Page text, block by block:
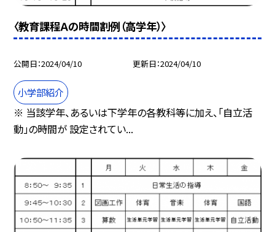
〈教育課程Ａの時間割例（高学年）〉
公開日 2024/04/10 更新日 2024/04/10
小学部紹介
※ 当該学年、あるいは下学年の各教科等に加え、「自立活
動」の時間が 設定されてい...